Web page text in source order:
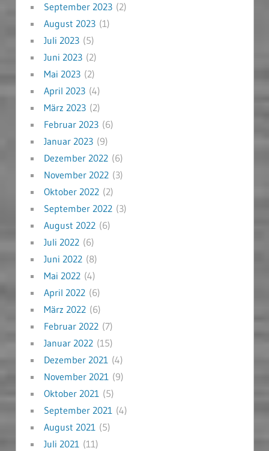
September 2023(2)
August 2023(1)
Juli 2023(5)
Juni 2023(2)
Mai 2023(2)
April 2023(4)
März 2023(2)
Februar 2023(6)
Januar 2023(9)
Dezember 2022(6)
November 2022(3)
Oktober 2022(2)
September 2022(3)
August 2022(6)
Juli 2022(6)
Juni 2022(8)
Mai 2022(4)
April 2022(6)
März 2022(6)
Februar 2022(7)
Januar 2022(15)
Dezember 2021(4)
November 2021(9)
Oktober 2021(5)
September 2021(4)
August 2021(5)
Juli 2021(11)